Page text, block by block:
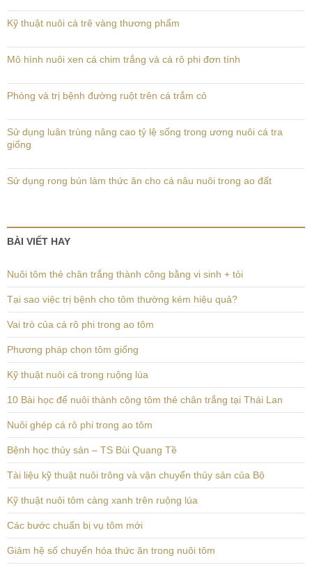
Kỹ thuật nuôi cá trê vàng thương phẩm
Mô hình nuôi xen cá chim trắng và cá rô phi đơn tính
Phòng và trị bệnh đường ruột trên cá trắm cỏ
Sử dụng luân trùng nâng cao tỷ lệ sống trong ương nuôi cá tra
giống
Sử dụng rong bún làm thức ăn cho cá nâu nuôi trong ao đất
BÀI VIẾT HAY
Nuôi tôm thẻ chân trắng thành công bằng vi sinh + tỏi
Tại sao việc trị bệnh cho tôm thường kém hiệu quả?
Vai trò của cá rô phi trong ao tôm
Phương pháp chọn tôm giống
Kỹ thuật nuôi cá trong ruộng lúa
10 Bài học để nuôi thành công tôm thẻ chân trắng tại Thái Lan
Nuôi ghép cá rô phi trong ao tôm
Bệnh học thủy sản – TS Bùi Quang Tề
Tài liệu kỹ thuật nuôi trông và vận chuyển thủy sản của Bộ
Kỹ thuật nuôi tôm càng xanh trên ruộng lúa
Các bước chuẩn bị vụ tôm mới
Giảm hệ số chuyển hóa thức ăn trong nuôi tôm